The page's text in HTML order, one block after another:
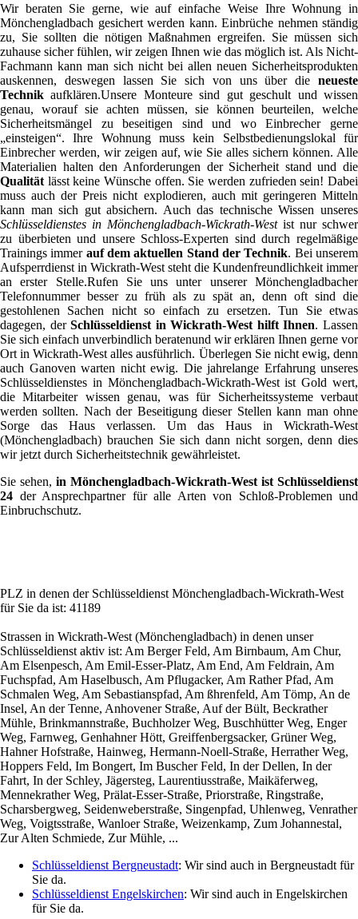
Wir beraten Sie gerne, wie auf einfache Weise Ihre Wohnung in
Mönchengladbach gesichert werden kann. Einbrüche nehmen ständig
zu, Sie sollten die nötigen Maßnahmen ergreifen. Sie müssen sich
zuhause sicher fühlen, wir zeigen Ihnen wie das möglich ist. Als Nicht-
Fachmann kann man sich nicht bei allen neuen Sicherheitsprodukten
auskennen, deswegen lassen Sie sich von uns über die neueste
Technik aufklären.Unsere Monteure sind gut geschult und wissen
genau, worauf sie achten müssen, sie können beurteilen, welche
Sicherheitsmängel zu beseitigen sind und wo Einbrecher gerne
„einsteigen“. Ihre Wohnung muss kein Selbstbedienungslokal für
Einbrecher werden, wir zeigen auf, wie Sie alles sichern können. Alle
Materialien halten den Anforderungen der Sicherheit stand und die
Qualität lässt keine Wünsche offen. Sie werden zufrieden sein! Dabei
muss auch der Preis nicht explodieren, auch mit geringeren Mitteln
kann man sich gut absichern. Auch das technische Wissen unseres
Schlüsseldienstes in Mönchengladbach-Wickrath-Westist nur schwer
zu überbieten und unsere Schloss-Experten sind durch regelmäßige
Trainings immer auf dem aktuellen Stand der Technik. Bei unserem
Aufsperrdienst in Wickrath-West steht die Kundenfreundlichkeit immer
an erster Stelle.Rufen Sie uns unter unserer Mönchengladbacher
Telefonnummer besser zu früh als zu spät an, denn oft sind die
gestohlenen Sachen nicht so einfach zu ersetzen. Tun Sie etwas
dagegen, derSchlüsseldienst in Wickrath-West hilft Ihnen. Lassen
Sie sich einfach unverbindlich beratenund wir erklären Ihnen gerne vor
Ort in Wickrath-West alles ausführlich. Überlegen Sie nicht ewig, denn
auch Ganoven warten nicht ewig. Die jahrelange Erfahrung unseres
Schlüsseldienstes in Mönchengladbach-Wickrath-West ist Gold wert,
die Mitarbeiter wissen genau, was für Sicherheitssysteme verbaut
werden sollten. Nach der Beseitigung dieser Stellen kann man ohne
Sorge das Haus verlassen. Um das Haus in Wickrath-West
(Mönchengladbach) brauchen Sie sich dann nicht sorgen, denn dies
wir jetzt durch Sicherheitstechnik gewährleistet.
Sie sehen, in Mönchengladbach-Wickrath-West ist Schlüsseldienst
24 der Ansprechpartner für alle Arten von Schloß-Problemen und
Einbruchschutz.
PLZ in denen der Schlüsseldienst Mönchengladbach-Wickrath-West
für Sie da ist: 41189
Strassen in Wickrath-West (Mönchengladbach) in denen unser
Schlüsseldienst aktiv ist: Am Berger Feld, Am Birnbaum, Am Chur,
Am Elsenpesch, Am Emil-Esser-Platz, Am End, Am Feldrain, Am
Fuchspfad, Am Haselbusch, Am Pflugacker, Am Rather Pfad, Am
Schmalen Weg, Am Sebastianspfad, Am ßhrenfeld, Am Tömp, An de
Insel, An der Tenne, Anhovener Straße, Auf der Bült, Beckrather
Mühle, Brinkmannstraße, Buchholzer Weg, Buschhütter Weg, Enger
Weg, Farnweg, Genhahner Hött, Greiffenbergsacker, Grüner Weg,
Hahner Hofstraße, Hainweg, Hermann-Noell-Straße, Herrather Weg,
Hoppers Feld, Im Bongert, Im Buscher Feld, In der Dellen, In der
Fahrt, In der Schley, Jägersteg, Laurentiusstraße, Maikäferweg,
Mennekrather Weg, Prälat-Esser-Straße, Priorstraße, Ringstraße,
Scharsbergweg, Seidenweberstraße, Singenpfad, Uhlenweg, Venrather
Weg, Voigtsstraße, Wanloer Straße, Weizenkamp, Zum Johannestal,
Zur Alten Schmiede, Zur Mühle, ...
Schlüsseldienst Bergneustadt: Wir sind auch in Bergneustadt für
Sie da.
Schlüsseldienst Engelskirchen: Wir sind auch in Engelskirchen
für Sie da.